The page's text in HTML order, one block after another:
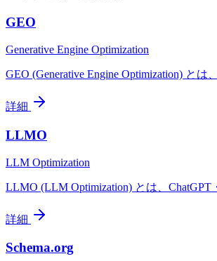
GEO
Generative Engine Optimization
GEO (Generative Engine Optimization) とは
詳細
LLMO
LLM Optimization
LLMO (LLM Optimization) とは、
詳細
Schema.org